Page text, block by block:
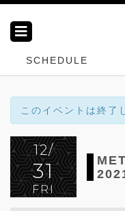
SCHEDULE
このイベントは終了
12/
31
FRI